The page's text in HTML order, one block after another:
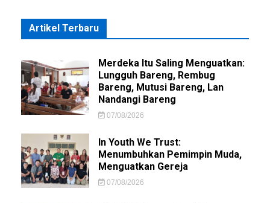
Artikel Terbaru
Merdeka Itu Saling Menguatkan:
Lungguh Bareng, Rembug
Bareng, Mutusi Bareng, Lan
Nandangi Bareng
07/08/2026
In Youth We Trust:
Menumbuhkan Pemimpin Muda,
Menguatkan Gereja
07/08/2026